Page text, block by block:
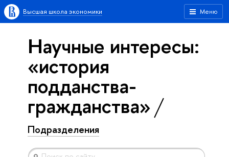
Меню
Высшая школа экономики
Научные интересы:
«история
подданства-
гражданства»
Подразделения